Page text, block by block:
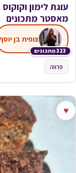
עוגת לימון
מאסטר מתכונים
323 מתכונים
צופית בן יוסף
פרווה
♥